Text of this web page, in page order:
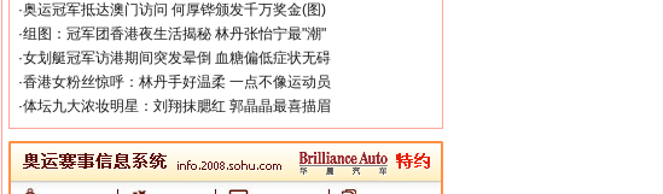
·奥运冠军抵达澳门访问 何厚铧颁发千万奖金(图)
·组图：冠军团香港夜生活揭秘 林丹张怡宁最"潮"
·女划艇冠军访港期间突发晕倒 血糖偏低症状无碍
·香港女粉丝惊呼：林丹手好温柔 一点不像运动员
·体坛九大浓妆明星：刘翔抹腮红 郭晶晶最喜描眉